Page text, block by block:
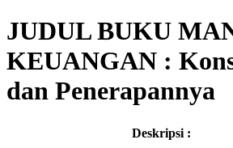
JUDUL BUKU
KEUANGAN :
dan Penerapannya
Deskripsi :